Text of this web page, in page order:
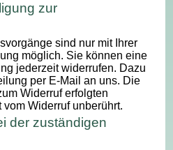
zur
sind nur mit Ihrer
möglich. Sie können eine
jederzeit widerrufen. Dazu
per E-Mail an uns. Die
Widerruf erfolgten
Widerruf unberührt.
der zuständigen